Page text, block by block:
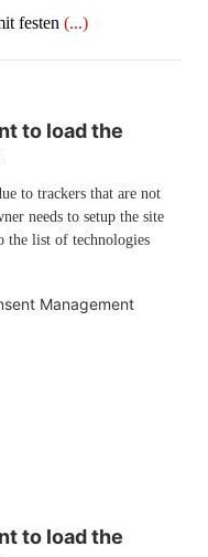
festen (...)
to load the
to trackers that are not
needs to setup the site
the list of technologies
Management
to load the